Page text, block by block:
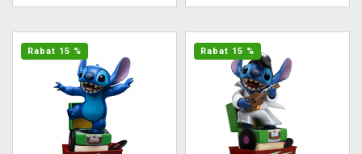
Rabat 15 % Rabat 15 %